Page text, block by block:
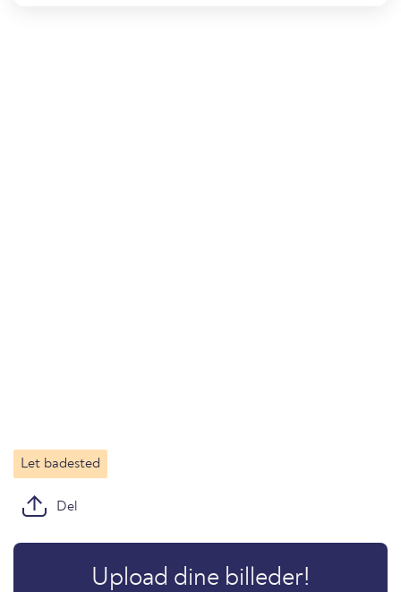
Let badested
Del
Upload dine billeder!